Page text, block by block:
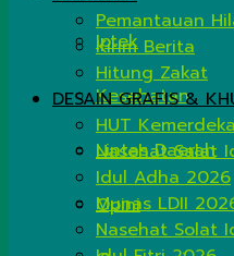
Iptek
Kesehatan
Lintas Daerah
Opini
Pemantauan
Kirim Berita
Hitung Zakat
DESAIN GRAFIS &
HUT
Nasehat Salat
Idul Adha 2026
Munas LDII
Nasehat Solat